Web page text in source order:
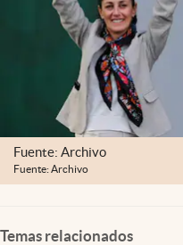
Fuente: Archivo
Fuente: Archivo
Temas relacionados